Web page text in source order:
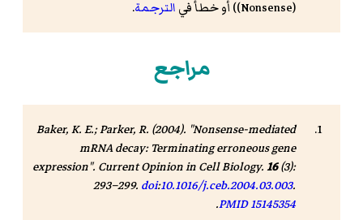
(Nonsense)) أو خطأ في
الترجمة.
مراجع
Baker, K. E.; Parker, R. (2004). "Nonsense-mediated
mRNA decay: Terminating erroneous gene
expression". Current Opinion in Cell Biology.16(3):
293–299. doi:10.1016/j.ceb.2004.03.003.
PMID15145354
.